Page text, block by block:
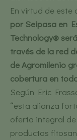
En virtud de este
por Seipasa en
Technology®
través de la red
de Agromilenio
cobertura en
Según Eric
“esta alianza
oferta integral
productos